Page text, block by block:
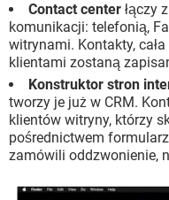
Contact center łączy
komunikacji: telefonią,
witrynami. Kontakty,
klientami zostaną
Konstruktor stron
tworzy je już w CRM.
klientów witryny, którzy
pośrednictwem
zamówili oddzwonienie,